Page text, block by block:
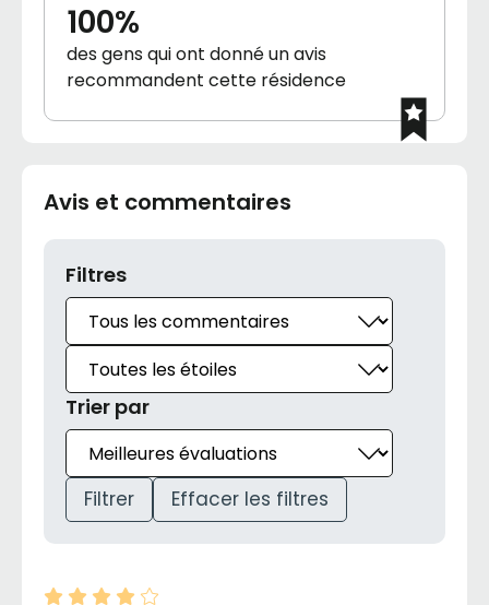
100%
des gens qui ont donné un avis
recommandent cette résidence
Avis et commentaires
Filtres
Trier par
Filtrer Effacer les filtres